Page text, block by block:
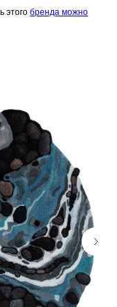
этого бренда можно